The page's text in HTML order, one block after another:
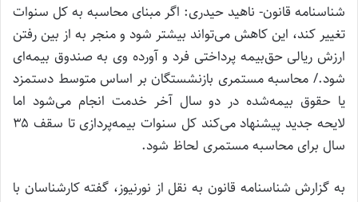
شناسنامه قانون- ناهید حیدری: اگر مبنای محاسبه به کل سنوات
تغییر کند، این کاهش می‌تواند بیشتر شود و منجر به از بین رفتن
ارزش ریالی حق‌بیمه پرداختی فرد و آورده وی به صندوق بیمه‌ای
شود./ محاسبه مستمری بازنشستگان بر اساس متوسط دستمزد
یا حقوق بیمه‌شده در دو سال آخر خدمت انجام می‌شود اما
لایحه جدید پیشنهاد می‌کند کل سنوات بیمه‌پردازی تا سقف ۳۵
سال برای محاسبه مستمری لحاظ شود.
به گزارش شناسنامه قانون به نقل از نورنیوز، گفته کارشناسان با